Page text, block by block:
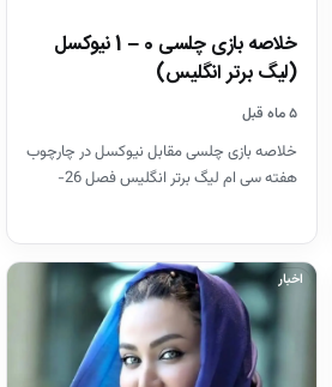
خلاصه بازی چلسی 0 – 1 نیوکسل
(لیگ برتر انگلیس)
۵ ماه قبل
خلاصه بازی چلسی مقابل نیوکسل در چارچوب
هفته سی ام لیگ برتر انگلیس فصل 26-
اخبار